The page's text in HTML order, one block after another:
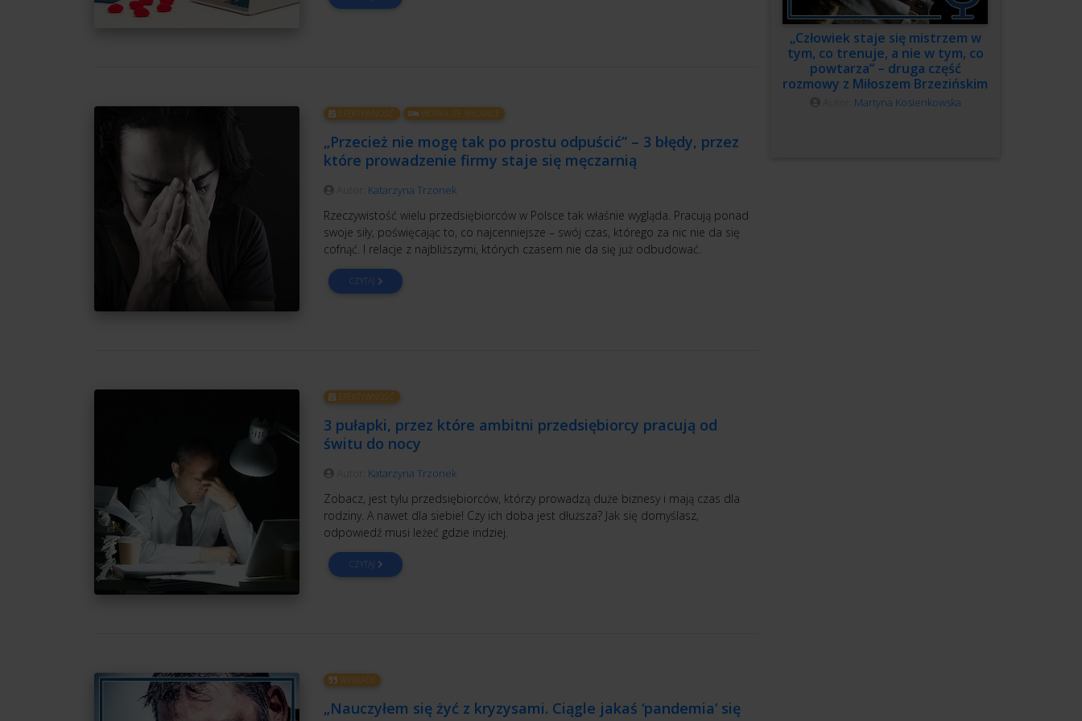
EFEKTYWNOŚĆ WORK-LIFE BALANCE
„Przecież nie mogę tak po prostu odpuścić” – 3 błędy, przez
które prowadzenie firmy staje się męczarnią
Katarzyna Trzonek
Rzeczywistość wielu przedsiębiorców w Polsce tak właśnie wygląda. Pracują ponad
swoje siły, poświęcając to, co najcenniejsze – swój czas, którego za nic nie da się
cofnąć. I relacje z najbliższymi, których czasem nie da się już odbudować.
CZYTAJ
EFEKTYWNOŚĆ
3 pułapki, przez które ambitni przedsiębiorcy pracują od
świtu do nocy
Katarzyna Trzonek
Zobacz, jest tylu przedsiębiorców, którzy prowadzą duże biznesy i mają czas dla
rodziny. A nawet dla siebie! Czy ich doba jest dłuższa? Jak się domyślasz,
odpowiedź musi leżeć gdzie indziej.
CZYTAJ
WYWIADY
„Nauczyłem się żyć z kryzysami. Ciągle jakaś ‘pandemia’ się
„Człowiek staje się mistrzem w
tym, co trenuje, a nie w tym, co
powtarza” – druga część
rozmowy z Miłoszem Brzezińskim
Martyna Kosienkowska